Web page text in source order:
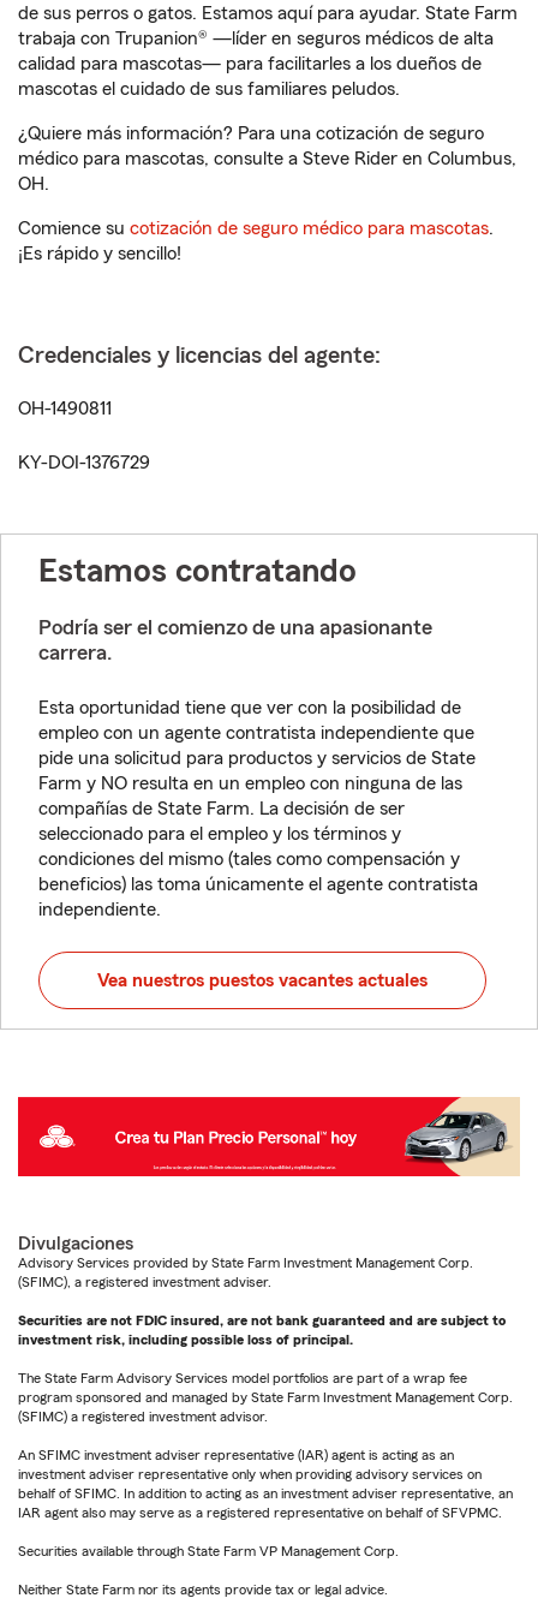
de sus perros o gatos. Estamos aquí para ayudar. State Farm
trabaja con Trupanion® —líder en seguros médicos de alta
calidad para mascotas— para facilitarles a los dueños de
mascotas el cuidado de sus familiares peludos.
¿Quiere más información? Para una cotización de seguro
médico para mascotas, consulte a Steve Rider en Columbus,
OH.
Comience su cotización de seguro médico para mascotas.
¡Es rápido y sencillo!
Credenciales y licencias del agente:
OH-1490811
KY-DOI-1376729
Estamos contratando
Podría ser el comienzo de una apasionante
carrera.
Esta oportunidad tiene que ver con la posibilidad de
empleo con un agente contratista independiente que
pide una solicitud para productos y servicios de State
Farm y NO resulta en un empleo con ninguna de las
compañías de State Farm. La decisión de ser
seleccionado para el empleo y los términos y
condiciones del mismo (tales como compensación y
beneficios) las toma únicamente el agente contratista
independiente.
Vea nuestros puestos vacantes actuales
Divulgaciones
Advisory Services provided by State Farm Investment Management Corp.
(SFIMC), a registered investment adviser.
Securities are not FDIC insured, are not bank guaranteed and are subject to
investment risk, including possible loss of principal.
The State Farm Advisory Services model portfolios are part of a wrap fee
program sponsored and managed by State Farm Investment Management Corp.
(SFIMC) a registered investment advisor.
An SFIMC investment adviser representative (IAR) agent is acting as an
investment adviser representative only when providing advisory services on
behalf of SFIMC. In addition to acting as an investment adviser representative, an
IAR agent also may serve as a registered representative on behalf of SFVPMC.
Securities available through State Farm VP Management Corp.
Neither State Farm nor its agents provide tax or legal advice.